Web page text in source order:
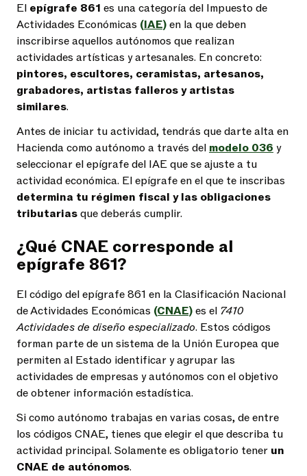
El epígrafe 861 es una categoría del Impuesto de
Actividades Económicas (IAE)en la que deben
inscribirse aquellos autónomos que realizan
actividades artísticas y artesanales. En concreto:
pintores, escultores, ceramistas, artesanos,
grabadores, artistas falleros y artistas
similares.
Antes de iniciar tu actividad, tendrás que darte alta en
Hacienda como autónomo a través delmodelo 036y
seleccionar el epígrafe del IAE que se ajuste a tu
actividad económica. El epígrafe en el que te inscribas
determina tu régimen fiscal y las obligaciones
tributariasque deberás cumplir.
¿Qué CNAE corresponde al
epígrafe 861?
El código del epígrafe 861 en la Clasificación Nacional
de Actividades Económicas (CNAE)es el 7410
Actividades de diseño especializado. Estos códigos
forman parte de un sistema de la Unión Europea que
permiten al Estado identificar y agrupar las
actividades de empresas y autónomos con el objetivo
de obtener información estadística.
Si como autónomo trabajas en varias cosas, de entre
los códigos CNAE, tienes que elegir el que describa tu
actividad principal. Solamente es obligatorio tener un
CNAE de autónomos.